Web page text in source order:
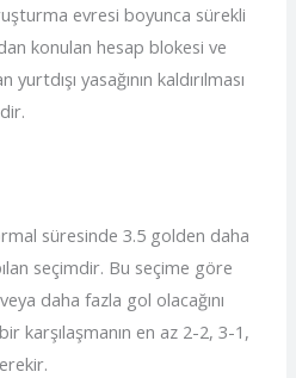
evresi boyunca sürekli
konulan hesap blokesi ve
yasağının kaldırılması
süresinde 3.5 golden daha
seçimdir. Bu seçime göre
daha fazla gol olacağını
karşılaşmanın en az 2-2, 3-1,